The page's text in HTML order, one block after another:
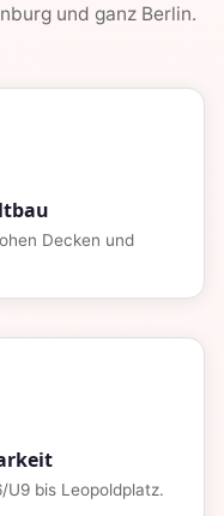
und ganz Berlin.
Decken und
bis Leopoldplatz.